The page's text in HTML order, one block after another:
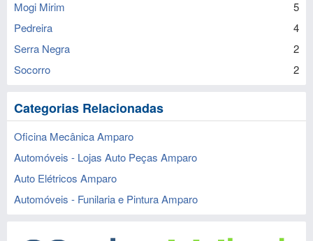
Mogi Mirim
5
Pedreira
4
Serra Negra
2
Socorro
2
Categorias Relacionadas
Oficina Mecânica Amparo
Automóveis - Lojas Auto Peças Amparo
Auto Elétricos Amparo
Automóveis - Funilaria e Pintura Amparo